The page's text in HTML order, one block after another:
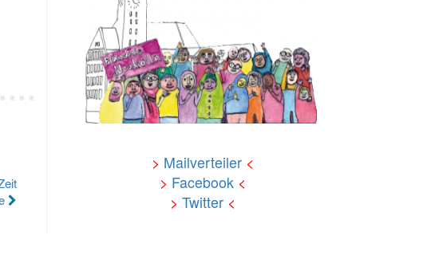
> Mailverteiler <
> Facebook <
> Twitter <